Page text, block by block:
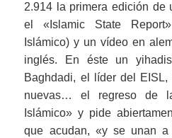
2.914 la primera edición de
el «Islamic State
Islámico) y un vídeo en
inglés. En éste un
Baghdadi, el líder del
nuevas… el regreso de
Islámico» y pide
que acudan, «y se unan